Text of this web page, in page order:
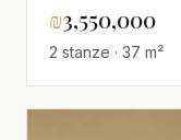
₪3,550,000
2 stanze · 37 m²